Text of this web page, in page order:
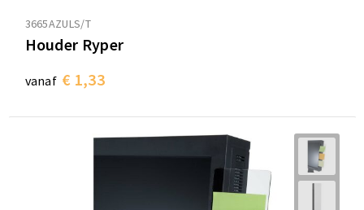
3665AZULS/T
Houder Ryper
vanaf € 1,33